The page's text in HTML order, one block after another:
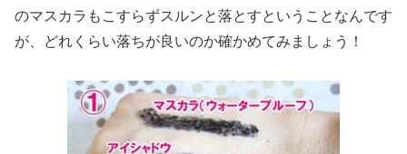
のマスカラもこすらずスルンと落とすということなんです
が、どれくらい落ちが良いのか確かめてみましょう！